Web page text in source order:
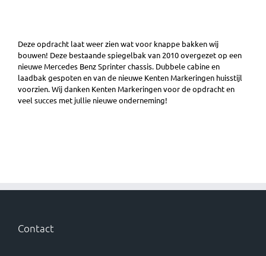
Deze opdracht laat weer zien wat voor knappe bakken wij
bouwen! Deze bestaande spiegelbak van 2010 overgezet op een
nieuwe Mercedes Benz Sprinter chassis. Dubbele cabine en
laadbak gespoten en van de nieuwe Kenten Markeringen huisstijl
voorzien. Wij danken Kenten Markeringen voor de opdracht en
veel succes met jullie nieuwe onderneming!
Contact